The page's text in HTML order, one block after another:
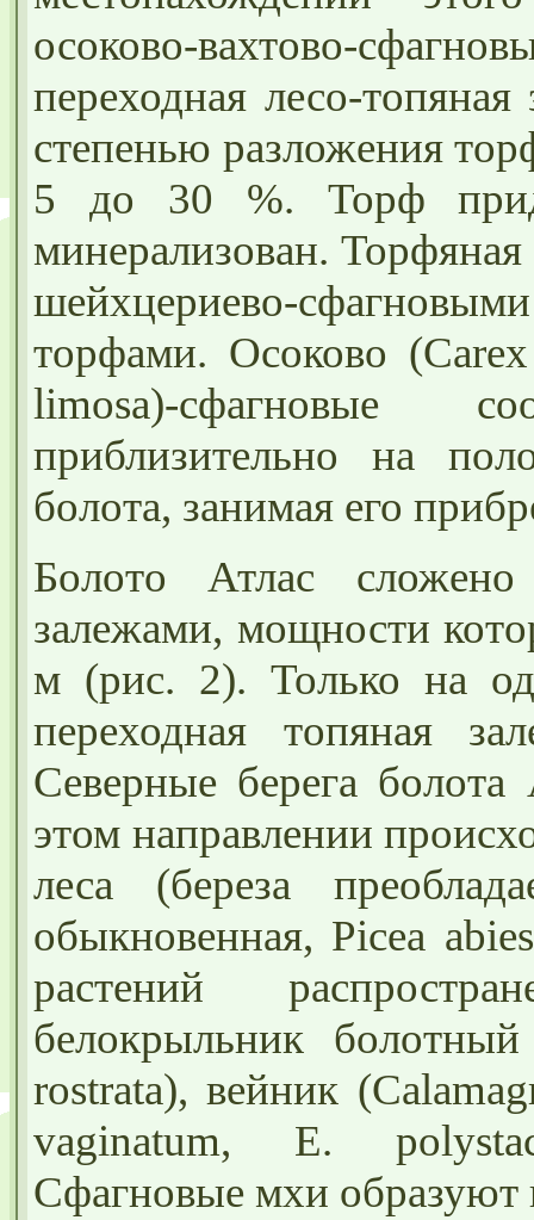
осоково-вахтово-
переходная лесо-
степенью разложения
5 до 30 %. Торф
минерализован.
шейхцериево-
торфами. Осоково
limosa)-сфагновые
приблизительно на
болота, занимая его
Болото Атлас
залежами, мощности
м (рис. 2). Только на
переходная топяная
Северные берега
этом направлении
леса (береза
обыкновенная, Picea
растений
белокрыльник
rostrata), вейник
vaginatum, E.
Сфагновые мхи